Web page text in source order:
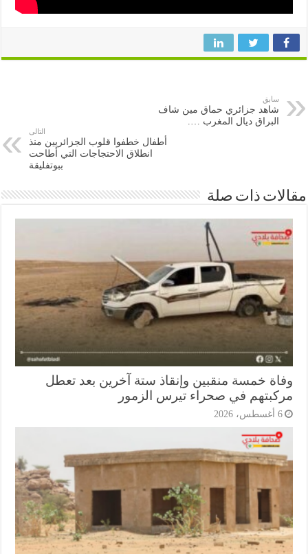
شاهد جزائري حماق مين شاف
البراق ديال المغرب ….
أطفال خطفوا قلوب الجزائريين منذ
انطلاق الاحتجاجات التي أطاحت
ببوتفليقة
ذات صلة
خمسة منقبين وإنقاذ ستة آخرين بعد تعطل
في صحراء تيرس الزمور